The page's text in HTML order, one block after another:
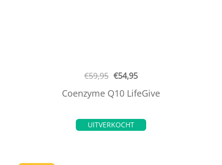
€59,95 €54,95
Coenzyme Q10 LifeGive
UITVERKOCHT